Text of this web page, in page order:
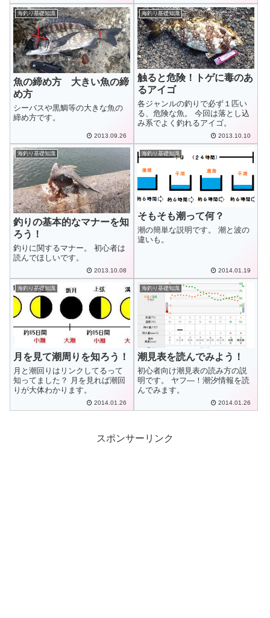
海釣り基礎知識
魚の締め方 大きい魚の締
め方
シーバスや黒鯛等の大きな魚の
締め方です。
2013.09.26
海釣り基礎知識
触ると危険！トゲに毒のあ
るアイゴ
各ジャンルの釣りで必ず１匹い
る、危険な魚。 今回は落とし込
み系でよく釣れるアイゴ。
2013.10.10
海釣り基礎知識
釣りの基本的なマナーを知
ろう！
釣りに関するマナー。 初心者は
読んでほしいです。
2013.10.08
海釣り基礎知識
そもそも潮って何？
潮の簡単な説明です。 潮と波の
違いも。
2014.01.19
海釣り基礎知識
月を見て潮周りを知ろう！
月と潮回りはリンクしてるって
知ってました？ 月を見れば潮回
りが大体わかります。
2014.01.26
海釣り基礎知識
潮見表を読んでみよう！
初心者向け潮見表の読み方の説
明です。 ヤフ―！潮汐情報を読
んでみます。
2014.01.26
スポンサーリンク